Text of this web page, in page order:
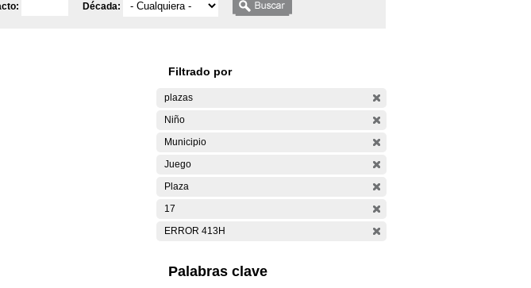
Década:
Filtrado por
plazas
Niño
Municipio
Juego
Plaza
17
ERROR 413H
Palabras clave